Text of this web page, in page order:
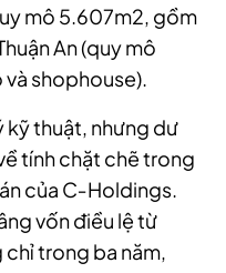
mô 5.607m2, gồm
An (quy mô
shophouse).
kỹ thuật, nhưng dư
tính chặt chẽ trong
của C‑Holdings.
vốn điều lệ từ
trong ba năm,